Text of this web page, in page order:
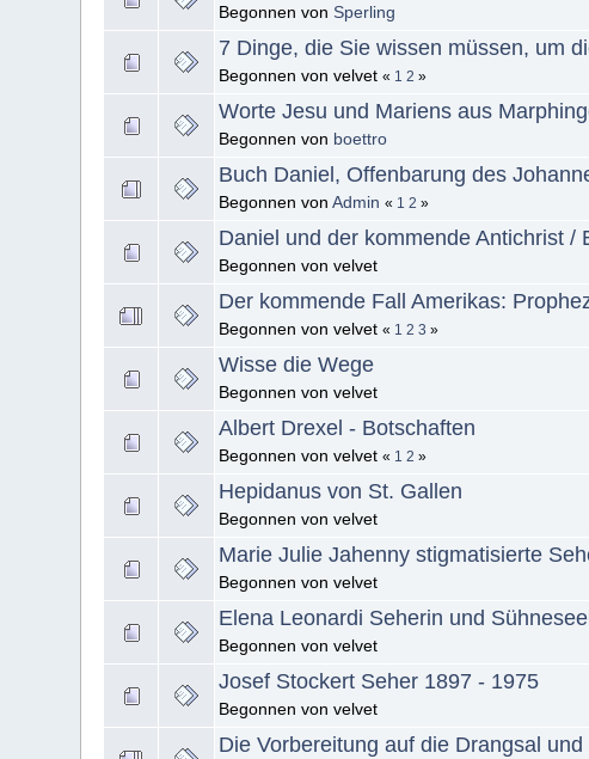
Begonnen von Sperling
7 Dinge, die Sie wissen müssen, um
Begonnen von velvet« 1 2 »
Worte Jesu und Mariens aus
Begonnen von boettro
Buch Daniel, Offenbarung des
Begonnen vonAdmin « 1 2 »
Daniel und der kommende Antichrist /
Begonnen von velvet
Der kommende Fall Amerikas:
Begonnen von velvet« 1 2 3 »
Wisse die Wege
Begonnen von velvet
Albert Drexel - Botschaften
Begonnen von velvet« 1 2 »
Hepidanus von St. Gallen
Begonnen von velvet
Marie Julie Jahenny stigmatisierte
Begonnen von velvet
Elena Leonardi Seherin und
Begonnen von velvet
Josef Stockert Seher 1897 - 1975
Begonnen von velvet
Die Vorbereitung auf die Drangsal